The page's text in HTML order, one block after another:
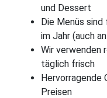
und Dessert
Die Menüs sind
im Jahr (auch
Wir verwenden
täglich frisch
Hervorragende
Preisen